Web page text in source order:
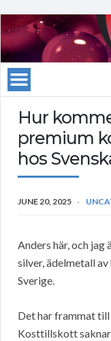
Hur
premium
hos
JUNE 20, 2025
Anders här, och
silver, ädelmetall
Sverige.
Det har frammat
Kosttillskott